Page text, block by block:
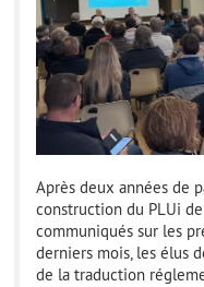
Après deux années de
construction du PLUi
communiqués sur les
derniers mois, les élus
de la traduction